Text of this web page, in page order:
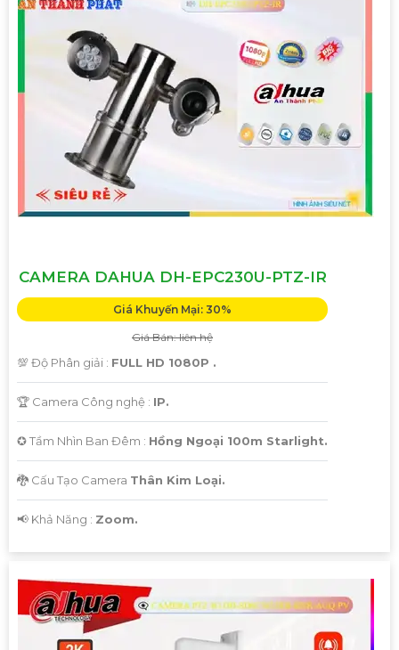
CAMERA DAHUA DH-EPC230U-PTZ-IR
Giá Khuyến Mại: 30%
Giá Bán: liên hệ
💯 Độ Phân giải : FULL HD 1080P .
🏆 Camera Công nghệ : IP.
✪ Tầm Nhìn Ban Đêm : Hồng Ngoại 100m Starlight.
🐉️ Cấu Tạo Camera Thân Kim Loại.
️📢 Khả Năng : Zoom.